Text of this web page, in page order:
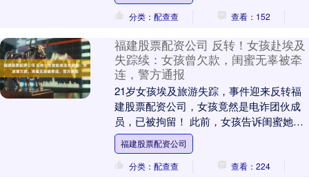
分类：配查查
查看：152
福建股票配资公司 反转！女孩赴埃及
失踪续：女孩曾欠款，闺蜜无辜被牵
连，警方通报
21岁女孩埃及旅游失踪，事件迎来反转福
建股票配资公司，女孩竟然是电诈团伙成
员，已被拘留！ 此前，女孩告诉闺蜜她要
去埃及旅游，去坐热气球，在旅游期间，
她突然获得了....
福建股票配资公司
分类：配查查
查看：224